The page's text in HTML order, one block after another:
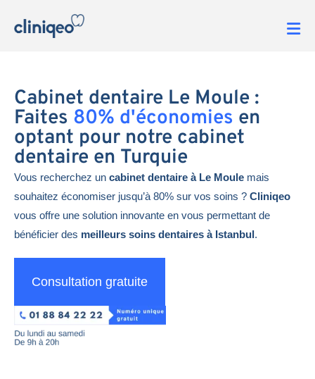
Cabinet dentaire Le Moule :
Faites 80% d'économies en
optant pour notre cabinet
dentaire en Turquie
Vous recherchez un cabinet dentaire à Le Moule mais
souhaitez économiser jusqu’à 80% sur vos soins ? Cliniqeo
vous offre une solution innovante en vous permettant de
bénéficier des meilleurs soins dentaires à Istanbul.
Consultation gratuite